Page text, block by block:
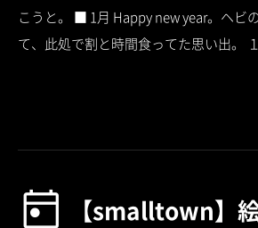
こうと。 ■ 1月 Happy new year。ヘビ
て、此処で割と時間食ってた思い出。
【smalltown】